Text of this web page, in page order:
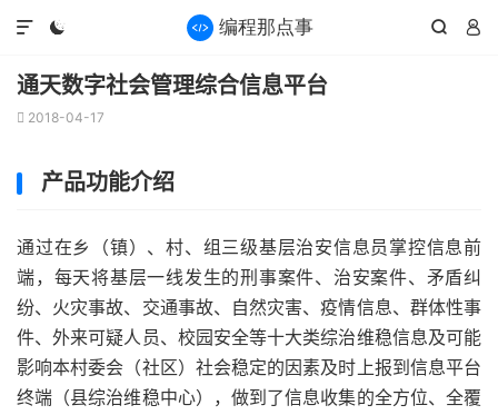
  

通天数字社会管理综合信息平台
 2018-04-17
产品功能介绍
通过在乡（镇）、村、组三级基层治安信息员掌控信息前
端，每天将基层一线发生的刑事案件、治安案件、矛盾纠
纷、火灾事故、交通事故、自然灾害、疫情信息、群体性事
件、外来可疑人员、校园安全等十大类综治维稳信息及可能
影响本村委会（社区）社会稳定的因素及时上报到信息平台
终端（县综治维稳中心），做到了信息收集的全方位、全覆